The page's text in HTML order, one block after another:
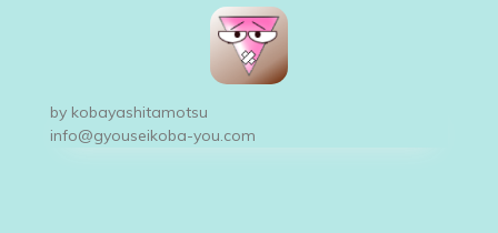
ー
シ
by kobayashitamotsu
info@gyouseikoba-you.com